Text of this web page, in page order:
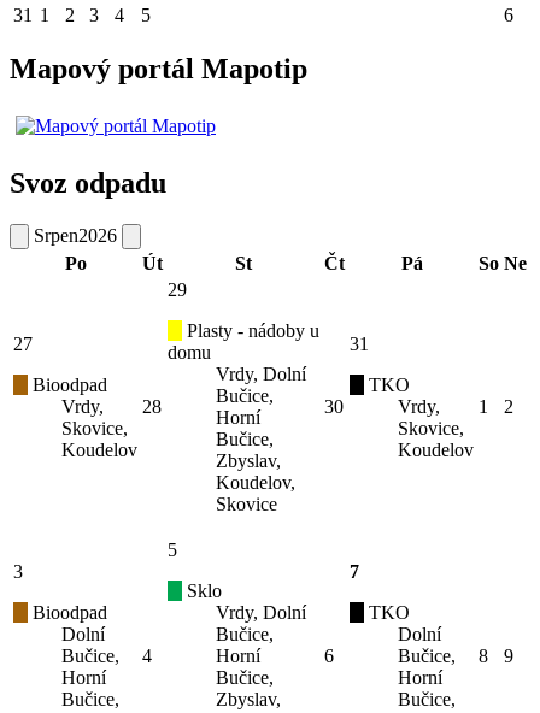
31 1 2 3 4 5 6
Mapový portál Mapotip
Svoz odpadu
Srpen2026
Po
Út St Čt Pá So Ne
27
Bioodpad
Vrdy,
Skovice,
Koudelov
28
29
Plasty - nádoby u
domu
Vrdy, Dolní
Bučice,
Horní
Bučice,
Zbyslav,
Koudelov,
Skovice
30
31
TKO
Vrdy,
Skovice,
Koudelov
1 2
3
Bioodpad
Dolní
Bučice,
Horní
Bučice,
4
5
Sklo
Vrdy, Dolní
Bučice,
Horní
Bučice,
Zbyslav,
6
7
TKO
Dolní
Bučice,
Horní
Bučice,
8 9